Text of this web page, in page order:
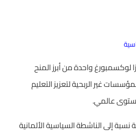
واحدة من أبرز المنح
غير الربحية لتعزيز التعليم
عالمي.
إلى الناشطة السياسية الألمانية